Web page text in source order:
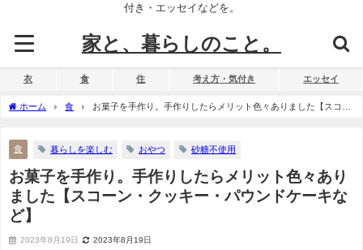
付き・エッセイなどを。
家と、暮らしのこと。
衣 食 住 考え方・気付き エッセイ
ホーム 食
お菓子を手作り。手作りしたらメリット色々ありました【スコー
食 暮らしを楽しむ おやつ 砂糖不使用
お菓子を手作り。手作りしたらメリット色々あり
ました【スコーン・クッキー・パウンドケーキな
ど】
2023年8月19日 2023年8月19日